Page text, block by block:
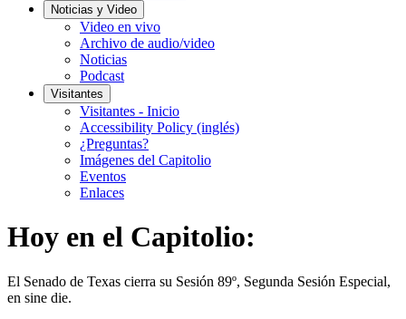
Noticias y Video
Video en vivo
Archivo de audio/video
Noticias
Podcast
Visitantes
Visitantes - Inicio
Accessibility Policy (inglés)
¿Preguntas?
Imágenes del Capitolio
Eventos
Enlaces
Hoy en el Capitolio:
El Senado de Texas cierra su Sesión 89º, Segunda Sesión Especial,
en sine die.